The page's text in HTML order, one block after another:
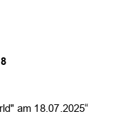
am 18.07.2025“